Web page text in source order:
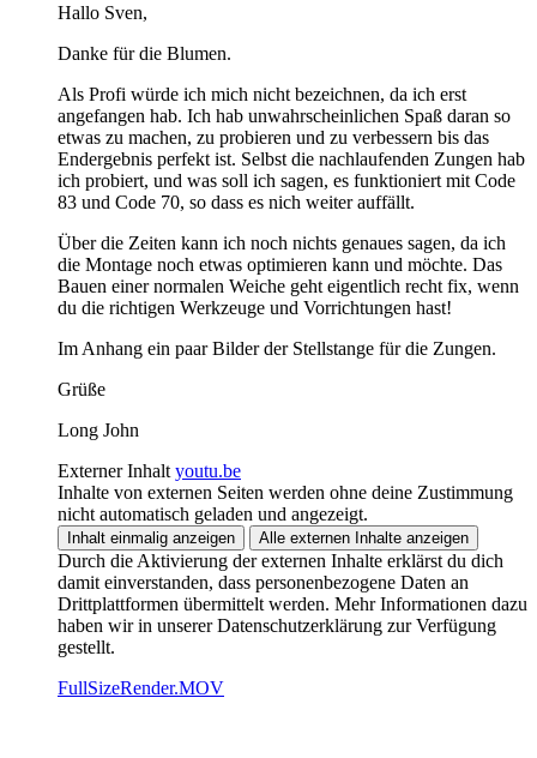
Hallo Sven,
Danke für die Blumen.
Als Profi würde ich mich nicht bezeichnen, da ich erst
angefangen hab. Ich hab unwahrscheinlichen Spaß daran so
etwas zu machen, zu probieren und zu verbessern bis das
Endergebnis perfekt ist. Selbst die nachlaufenden Zungen hab
ich probiert, und was soll ich sagen, es funktioniert mit Code
83 und Code 70, so dass es nich weiter auffällt.
Über die Zeiten kann ich noch nichts genaues sagen, da ich
die Montage noch etwas optimieren kann und möchte. Das
Bauen einer normalen Weiche geht eigentlich recht fix, wenn
du die richtigen Werkzeuge und Vorrichtungen hast!
Im Anhang ein paar Bilder der Stellstange für die Zungen.
Grüße
Long John
Externer Inhalt youtu.be
Inhalte von externen Seiten werden ohne deine Zustimmung
nicht automatisch geladen und angezeigt.
Inhalt einmalig anzeigen Alle externen Inhalte anzeigen
Durch die Aktivierung der externen Inhalte erklärst du dich
damit einverstanden, dass personenbezogene Daten an
Drittplattformen übermittelt werden. Mehr Informationen dazu
haben wir in unserer Datenschutzerklärung zur Verfügung
gestellt.
FullSizeRender.MOV